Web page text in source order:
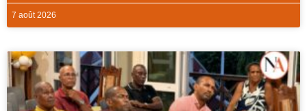
7 août 2026